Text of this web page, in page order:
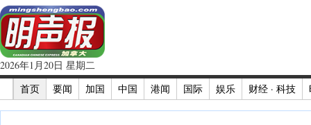
2026年1月20日 星期二
首页
要闻 加国 中国 港闻 国际 娱乐 财经 · 科技